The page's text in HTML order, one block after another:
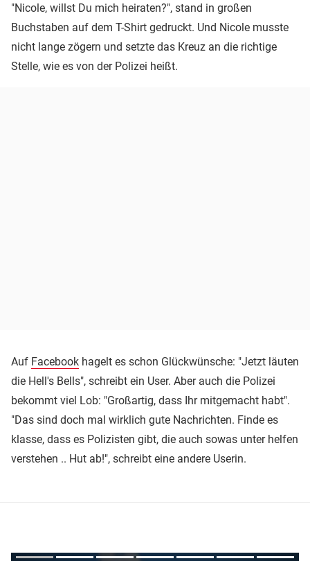
"Nicole, willst Du mich heiraten?", stand in großen
Buchstaben auf dem T-Shirt gedruckt. Und Nicole musste
nicht lange zögern und setzte das Kreuz an die richtige
Stelle, wie es von der Polizei heißt.
Auf Facebook hagelt es schon Glückwünsche: "Jetzt läuten
die Hell's Bells", schreibt ein User. Aber auch die Polizei
bekommt viel Lob: "Großartig, dass Ihr mitgemacht habt".
"Das sind doch mal wirklich gute Nachrichten. Finde es
klasse, dass es Polizisten gibt, die auch sowas unter helfen
verstehen .. Hut ab!", schreibt eine andere Userin.